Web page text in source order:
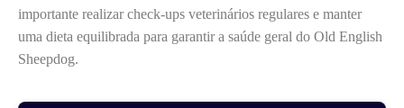
importante realizar check-ups veterinários regulares e manter
uma dieta equilibrada para garantir a saúde geral do Old English
Sheepdog.